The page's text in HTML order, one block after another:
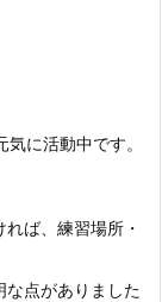
に活動中です。
ば、練習場所・
な点がありました